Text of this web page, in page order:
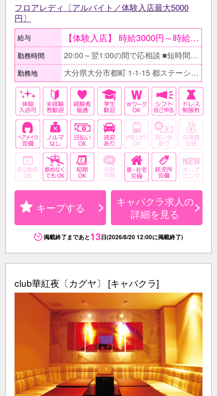
フロアレディ〔アルバイト／体験入店最大5000
円〕
給与 【体験入店】 時給3000円～時給5000円 ●20時～翌1時の間で1回3h ○条件が合えば面接当日も可能 ●給与はその日に全額現金支給 【在籍後】 時給2500円～4000円＋各種手当有 ●ボーナス制度有〔毎月〕 ○日払いOK ＜月収例＞ 週2～3日・1日3～4ｈの アルバイト勤務 月収10万円～15万円程度
勤務時間 20:00～翌1:00の間で応相談 ■短時間勤務もOK □プライベートの予定やWワークの時間に合わせてなど自分のスケジュールに合わせて出勤してくださいね。
勤務地 大分県大分市都町 1-1-15 都ステーション5F
キープする
キャバクラ求人の
詳細を見る
掲載終了まであと13日(2026/8/20 12:00に掲載終了)
club華紅夜〔カグヤ〕 [キャバクラ]